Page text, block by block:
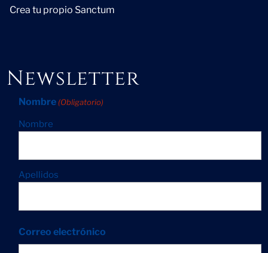
Crea tu propio Sanctum
Newsletter
Nombre (Obligatorio)
Nombre
Apellidos
Correo electrónico